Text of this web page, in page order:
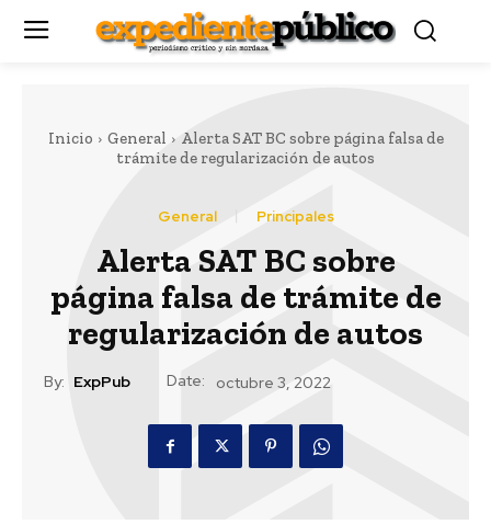
Inicio General
Alerta SAT BC sobre página falsa de
trámite de regularización de autos
General Principales
Alerta SAT BC sobre
página falsa de trámite de
regularización de autos
By: ExpPub Date: octubre 3, 2022